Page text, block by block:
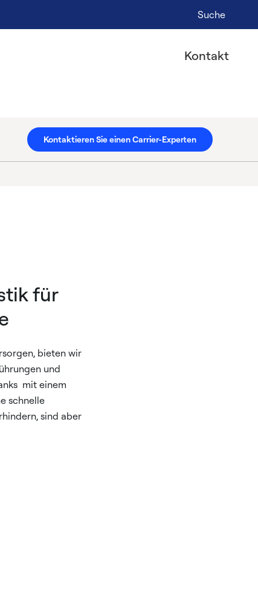
Suche
Kontakt
Kontaktieren Sie einen Carrier-Experten
für
bieten wir
und
mit einem
schnelle
sind aber